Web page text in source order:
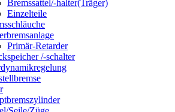
Bremssattel/-halter(Träger)
Einzelteile
Primär-Retarder
/-schalter